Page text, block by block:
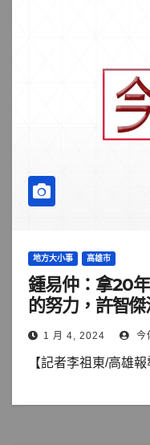
地方大小事 高雄市
鍾易仲：拿20
的努力，許智傑
1 月 4, 2024 今
【記者李祖東/高雄